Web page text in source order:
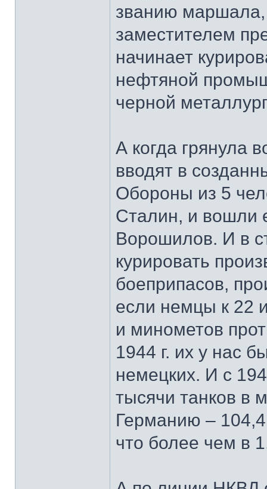
званию
заместителем
начинает
нефтяной
черной
А когда грянула
вводят в
Обороны из 5
Сталин, и вошли
Ворошилов. И в
курировать
боеприпасов,
если немцы к 22
и минометов
1944 г. их у нас
немецких. И с
тысячи танков в
Германию –
что более чем в